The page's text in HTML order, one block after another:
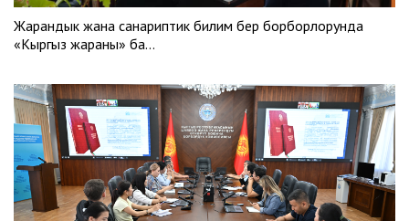
Жарандык жана санариптик билим берүү борборлорунда
«Кыргыз жараны» ба…